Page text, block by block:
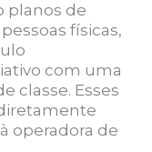
planos de
físicas,
com uma
classe. Esses
operadora de